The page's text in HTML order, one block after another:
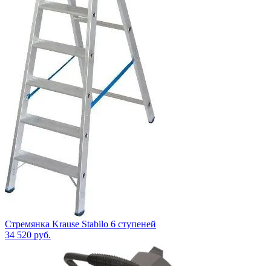
Стремянка Krause Stabilo 6 ступеней
34 520 руб.